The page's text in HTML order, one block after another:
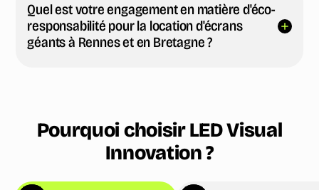
Quel est votre engagement en matière d'éco-
responsabilité pour la location d'écrans
géants à Rennes et en Bretagne ?
Pourquoi choisir LED Visual
Innovation ?